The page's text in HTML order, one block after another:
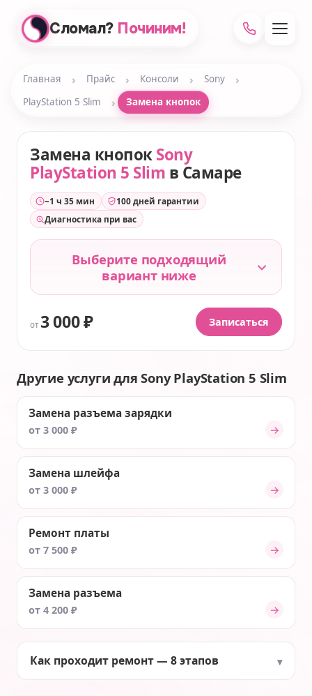
Сломал? Починим!
Главная › Прайс › Консоли › Sony ›
PlayStation 5 Slim › Замена кнопок
Замена кнопокSony
PlayStation 5 Slim в Самаре
~1 ч 35 мин
100 дней гарантии
Диагностика при вас
Выберите подходящий
вариант ниже
от 3 000 ₽ Записаться
Другие услуги для Sony PlayStation 5 Slim
Замена разъема зарядки
от 3 000 ₽ →
Замена шлейфа
от 3 000 ₽ →
Ремонт платы
от 7 500 ₽ →
Замена разъема
от 4 200 ₽ →
Как проходит ремонт — 8 этапов